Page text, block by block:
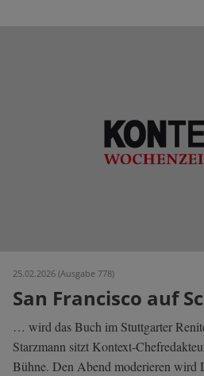
25.02.2026 (Ausgabe 778)
San Francisco auf
… wird das Buch im Stuttgarter
Starzmann sitzt Kontext-
Bühne. Den Abend moderieren wird